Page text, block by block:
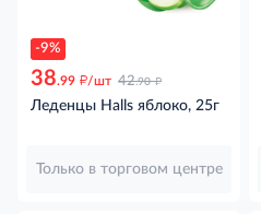
-9%
38.99 д/шт 42.90 д
Леденцы Halls яблоко, 25г
Только в торговом центре